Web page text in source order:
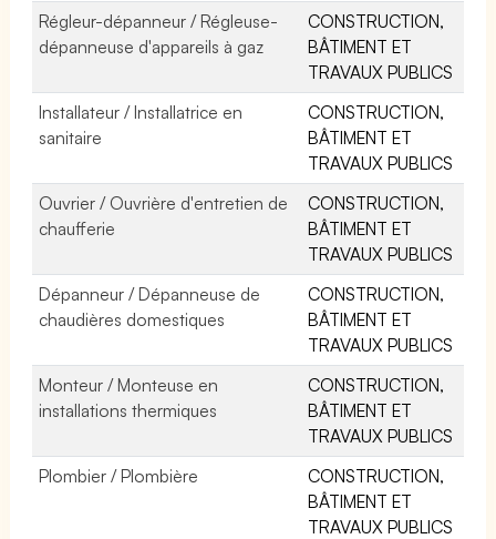
Régleur-dépanneur / Régleuse-
dépanneuse d'appareils à gaz
CONSTRUCTION,
BÂTIMENT ET
TRAVAUX PUBLICS
Installateur / Installatrice en
sanitaire
CONSTRUCTION,
BÂTIMENT ET
TRAVAUX PUBLICS
Ouvrier / Ouvrière d'entretien de
chaufferie
CONSTRUCTION,
BÂTIMENT ET
TRAVAUX PUBLICS
Dépanneur / Dépanneuse de
chaudières domestiques
CONSTRUCTION,
BÂTIMENT ET
TRAVAUX PUBLICS
Monteur / Monteuse en
installations thermiques
CONSTRUCTION,
BÂTIMENT ET
TRAVAUX PUBLICS
Plombier / Plombière
CONSTRUCTION,
BÂTIMENT ET
TRAVAUX PUBLICS